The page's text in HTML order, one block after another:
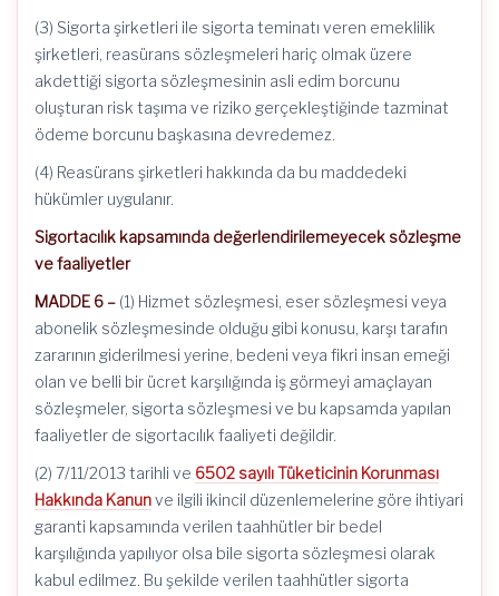
(3) Sigorta şirketleri ile sigorta teminatı veren emeklilik
şirketleri, reasürans sözleşmeleri hariç olmak üzere
akdettiği sigorta sözleşmesinin asli edim borcunu
oluşturan risk taşıma ve riziko gerçekleştiğinde tazminat
ödeme borcunu başkasına devredemez.
(4) Reasürans şirketleri hakkında da bu maddedeki
hükümler uygulanır.
Sigortacılık kapsamında değerlendirilemeyecek sözleşme
ve faaliyetler
MADDE 6 – (1) Hizmet sözleşmesi, eser sözleşmesi veya
abonelik sözleşmesinde olduğu gibi konusu, karşı tarafın
zararının giderilmesi yerine, bedeni veya fikri insan emeği
olan ve belli bir ücret karşılığında iş görmeyi amaçlayan
sözleşmeler, sigorta sözleşmesi ve bu kapsamda yapılan
faaliyetler de sigortacılık faaliyeti değildir.
(2) 7/11/2013 tarihli ve 6502 sayılı Tüketicinin Korunması
Hakkında Kanunve ilgili ikincil düzenlemelerine göre ihtiyari
garanti kapsamında verilen taahhütler bir bedel
karşılığında yapılıyor olsa bile sigorta sözleşmesi olarak
kabul edilmez. Bu şekilde verilen taahhütler sigorta